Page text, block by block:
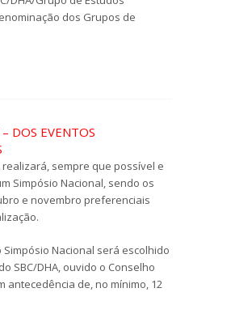
dos Grupos de
DOS EVENTOS
realizará, sempre que possível e
Simpósio Nacional, sendo os
e novembro preferenciais
Simpósio Nacional será escolhido
SBC/DHA, ouvido o Conselho
antecedência de, no mínimo, 12